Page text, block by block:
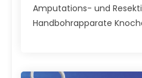
Amputations- und
Handbohrapparate